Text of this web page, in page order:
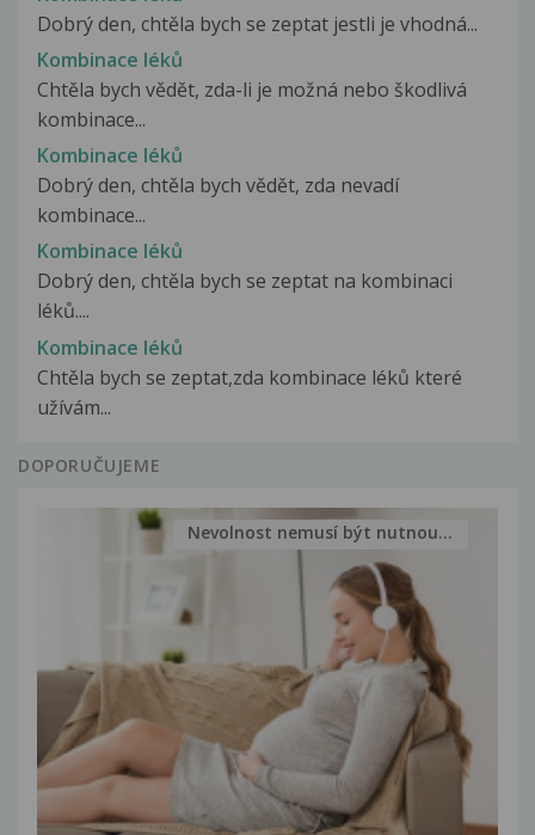
Dobrý den, chtěla bych se zeptat jestli je vhodná...
Kombinace léků
Chtěla bych vědět, zda-li je možná nebo škodlivá
kombinace...
Kombinace léků
Dobrý den, chtěla bych vědět, zda nevadí
kombinace...
Kombinace léků
Dobrý den, chtěla bych se zeptat na kombinaci
léků....
Kombinace léků
Chtěla bych se zeptat,zda kombinace léků které
užívám...
DOPORUČUJEME
Nevolnost nemusí být nutnou...